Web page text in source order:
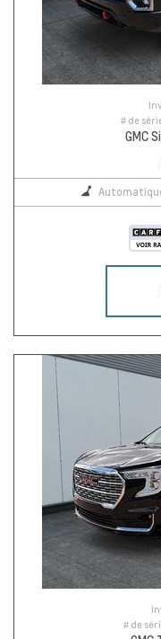
# de
GMC
# de